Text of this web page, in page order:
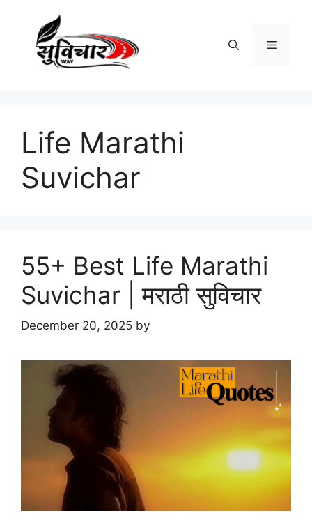
content
Menu
Life Marathi
Suvichar
55+ Best Life Marathi
Suvichar | मराठी सुविचार
December 20, 2025 by